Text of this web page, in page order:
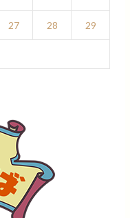
27 28 29